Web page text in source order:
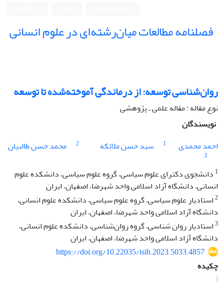
فصلنامه مطالعات میان‌رشته‌ای در علوم انسانی
روان‌شناسی توسعه: از درماندگی آموخته‌شده تا توسعه
نوع مقاله : مقاله علمی ـ پژوهشی
نویسندگان
احمد محمدی
1 سید حسن ملائکه 2 محمد حسن طالبیان
3
1 دانشجوی دکترای علوم سیاسی، گروه علوم سیاسی، دانشکده علوم
انسانی، دانشگاه آزاد اسلامی واحد شهرضا، اصفهان، ایران
2استادیار علوم سیاسی، گروه علوم سیاسی، دانشکده علوم انسانی،
دانشگاه آزاد اسلامی واحد شهرضا، اصفهان، ایران
3استادیار روان شناسی، گروه روان‌شناسی، دانشکده علوم انسانی،
دانشگاه آزاد اسلامی واحد شهرضا، اصفهان، ایران
https://doi.org/10.22035/isih.2023.5033.4857
چکیده